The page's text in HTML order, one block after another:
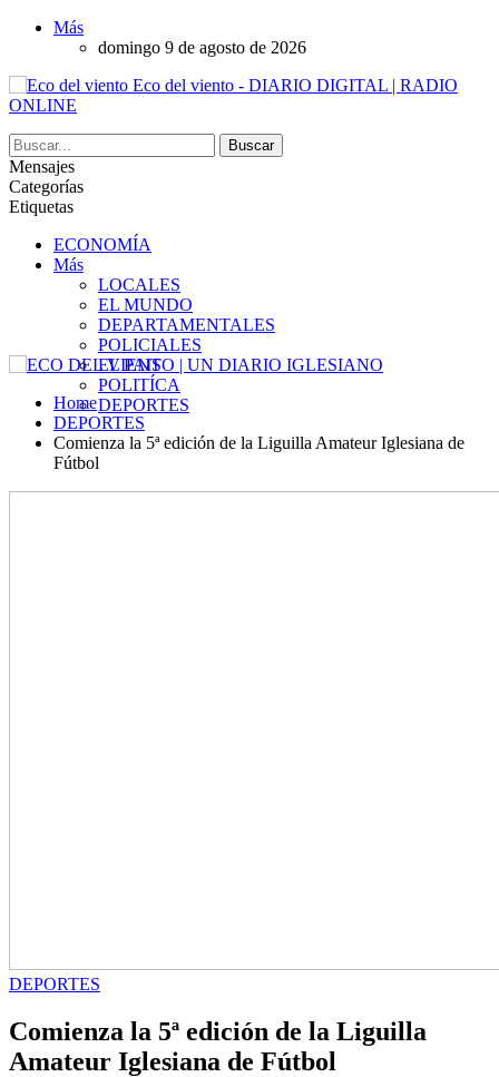
Más
domingo 9 de agosto de 2026
Eco del viento - DIARIO DIGITAL | RADIO
ONLINE
Mensajes
Categorías
Etiquetas
ECONOMÍA
Más
LOCALES
EL MUNDO
DEPARTAMENTALES
POLICIALES
EL PAIS
POLITÍCA
DEPORTES
Home
DEPORTES
Comienza la 5ª edición de la Liguilla Amateur Iglesiana de
Fútbol
DEPORTES
Comienza la 5ª edición de la Liguilla
Amateur Iglesiana de Fútbol